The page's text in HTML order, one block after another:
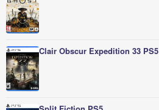
Clair Obscur Expedition 33 PS5